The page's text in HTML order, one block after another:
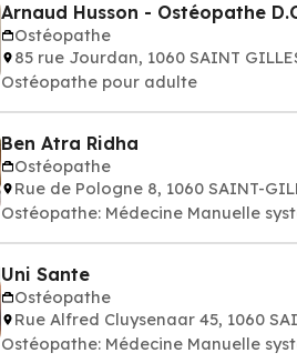
Arnaud Husson - Ostéopathe
Ostéopathe
85 rue Jourdan, 1060 SAINT
Ostéopathe pour adulte
Ben Atra Ridha
Ostéopathe
Rue de Pologne 8, 1060 SAINT-
Ostéopathe: Médecine Manuelle
Uni Sante
Ostéopathe
Rue Alfred Cluysenaar 45, 1060
Ostéopathe: Médecine Manuelle